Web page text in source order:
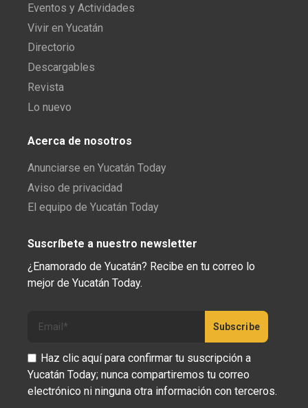
Eventos y Actividades
Vivir en Yucatán
Directorio
Descargables
Revista
Lo nuevo
Acerca de nosotros
Anunciarse en Yucatán Today
Aviso de privacidad
El equipo de Yucatán Today
Suscríbete a nuestro newsletter
¿Enamorado de Yucatán? Recibe en tu correo lo
mejor de Yucatán Today.
Haz clic aquí para confirmar tu suscripción a
Yucatán Today; nunca compartiremos tu correo
electrónico ni ninguna otra información con terceros.